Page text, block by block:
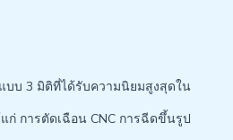
บบ 3 มิติที่ได้รับความนิยมสูงสุดใน
การตัดเฉือน CNC การฉีดขึ้นรูป